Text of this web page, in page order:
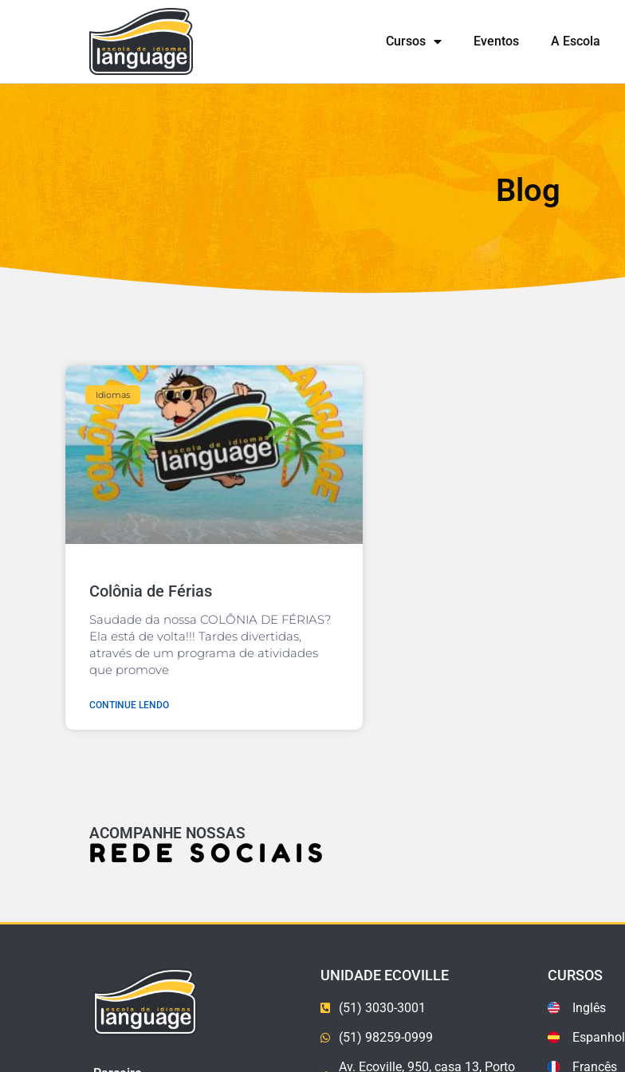
Cursos Eventos A Escola
Blog
Idiomas
Colônia de Férias
Saudade da nossa COLÔNIA DE FÉRIAS?
Ela está de volta!!! Tardes divertidas,
através de um programa de atividades
que promove
CONTINUE LENDO
ACOMPANHE NOSSAS
REDE SOCIAIS
UNIDADE ECOVILLE
(51) 3030-3001
(51) 98259-0999
Av. Ecoville, 950, casa 13, Porto
CURSOS
Inglês
Espanhol
Francês